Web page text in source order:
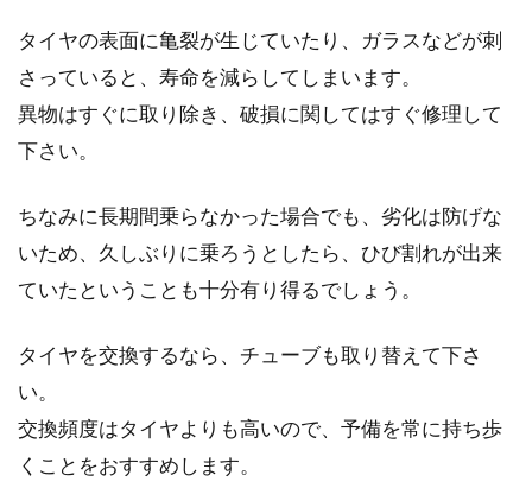
皆さんは自転車に乗るときヘルメットの装着を
していますか。ヘルメットをするのが面倒臭い
TIMEのロードバイク用ビンディング
ペダル
こんにちは、じてんしゃライターふくだです。
タイヤの表面に亀裂が生じていたり、ガラスなどが刺
さっていると、寿命を減らしてしまいます。
異物はすぐに取り除き、破損に関してはすぐ修理して
下さい。
ちなみに長期間乗らなかった場合でも、劣化は防げな
いため、久しぶりに乗ろうとしたら、ひび割れが出来
ていたということも十分有り得るでしょう。
タイヤを交換するなら、チューブも取り替えて下さ
い。
交換頻度はタイヤよりも高いので、予備を常に持ち歩
くことをおすすめします。